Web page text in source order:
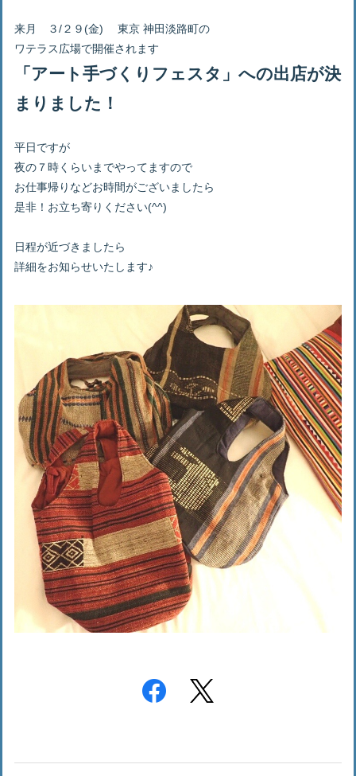
来月 ３/２９(金) 東京 神田淡路町の
ワテラス広場で開催されます
「アート手づくりフェスタ」 への出店が決
まりました！
平日ですが
夜の７時くらいまでやってますので
お仕事帰りなどお時間がございましたら
是非！お立ち寄りください(^^)
日程が近づきましたら
詳細をお知らせいたします♪